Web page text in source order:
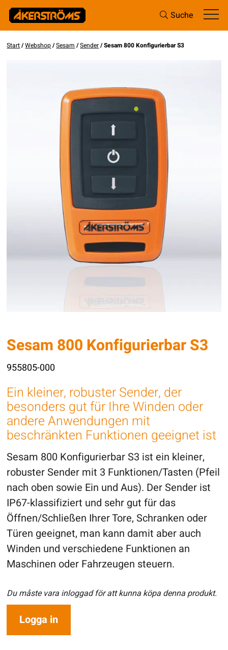
Suche
Start/Webshop/Sesam /Sender/ Sesam 800 Konfigurierbar S3
Sesam 800 Konfigurierbar S3
955805-000
Ein kleiner, robuster Sender, der
besonders gut für Ihre Winden oder
andere Anwendungen mit
beschränkten Funktionen geeignet ist
Sesam 800 Konfigurierbar S3 ist ein kleiner,
robuster Sender mit 3 Funktionen/Tasten (Pfeil
nach oben sowie Ein und Aus). Der Sender ist
IP67-klassifiziert und sehr gut für das
Öffnen/Schließen Ihrer Tore, Schranken oder
Türen geeignet, man kann damit aber auch
Winden und verschiedene Funktionen an
Maschinen oder Fahrzeugen steuern.
Du måste vara inloggad för att kunna köpa denna produkt.
Logga in